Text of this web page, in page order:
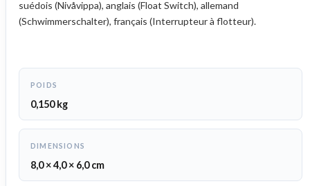
suédois (Nivåvippa), anglais (Float Switch), allemand
(Schwimmerschalter), français (Interrupteur à flotteur).
POIDS
0,150 kg
DIMENSIONS
8,0 × 4,0 × 6,0 cm